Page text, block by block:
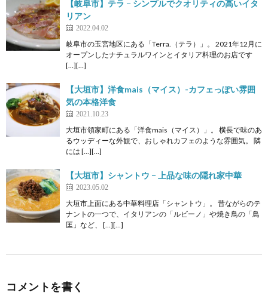
【岐阜市】テラ − シンプルでクオリティの高いイタ
リアン
2022.04.02
岐阜市の玉宮地区にある「Terra.（テラ）」。 2021年12月に
オープンしたナチュラルワインとイタリア料理のお店です
[…][…]
【大垣市】洋食mais（マイス）-カフェっぽい雰囲
気の本格洋食
2021.10.23
大垣市領家町にある「洋食mais（マイス）」。 横長で味のあ
るウッディーな外観で、おしゃれカフェのような雰囲気。 隣
には […][…]
【大垣市】シャントウ − 上品な味の隠れ家中華
2023.05.02
大垣市上面にある中華料理店「シャントウ」。 昔ながらのテ
ナントの一つで、イタリアンの「ルビーノ」や焼き鳥の「鳥
匡」など、 […][…]
コメントを書く